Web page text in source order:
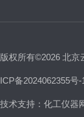
版权所有©2026 北京
ICP备2024062355号-
技术支持： 化工仪器